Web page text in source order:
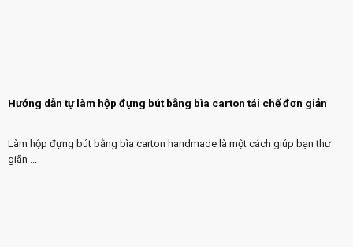
Hướng dẫn tự làm hộp đựng bút bằng bìa carton tái chế đơn giản
Làm hộp đựng bút bằng bìa carton handmade là một cách giúp bạn thư
giãn ...